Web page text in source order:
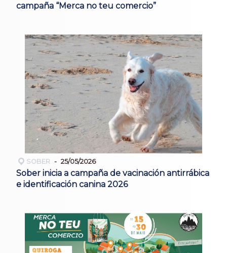
campaña “Merca no teu comercio”
SOBER 25/05/2026
Sober inicia a campaña de vacinación antirrábica
e identificación canina 2026